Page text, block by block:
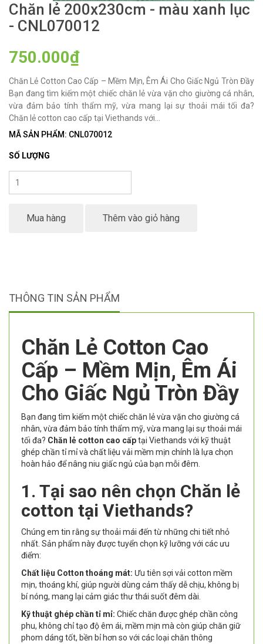
Chăn lẻ 200x230cm - màu xanh lục
- CNL070012
750.000₫
Chăn Lẻ Cotton Cao Cấp – Mềm Mịn, Êm Ái Cho Giấc Ngủ Tròn Đầy
Bạn đang tìm kiếm một chiếc chăn lẻ vừa vặn cho giường cá nhân,
vừa đảm bảo tính thẩm mỹ, vừa mang lại sự thoải mái tối đa?
Chăn lẻ cotton cao cấp tại Viethands với...
MÃ SẢN PHẨM: CNL070012
SỐ LƯỢNG
Mua hàng Thêm vào giỏ hàng
THÔNG TIN SẢN PHẨM
Chăn Lẻ Cotton Cao
Cấp – Mềm Mịn, Êm Ái
Cho Giấc Ngủ Tròn Đầy
Bạn đang tìm kiếm một chiếc chăn lẻ vừa vặn cho giường cá
nhân, vừa đảm bảo tính thẩm mỹ, vừa mang lại sự thoải mái
tối đa? Chăn lẻ cotton cao cấptại Viethands với kỹ thuật
ghép chần tỉ mỉ và chất liệu vải mềm mịn chính là lựa chọn
hoàn hảo để nâng niu giấc ngủ của bạn mỗi đêm.
1. Tại sao nên chọn Chăn lẻ
cotton tại Viethands?
Chúng em tin rằng sự thoải mái đến từ những chi tiết nhỏ
nhất. Sản phẩm này được tuyển chọn kỹ lưỡng với các ưu
điểm:
Chất liệu Cotton thoáng mát: Ưu tiên sợi vải cotton mềm
mịn, thoáng khí, giúp người dùng cảm thấy dễ chịu, không bị
bí nóng, mang lại cảm giác thư thái suốt đêm dài.
Kỹ thuật ghép chần tỉ mỉ: Chiếc chăn được ghép chần công
phu, không chỉ tạo độ êm ái, mềm mịn mà còn giúp chăn giữ
phom dáng tốt, bền bỉ hơn so với các loại chăn thông